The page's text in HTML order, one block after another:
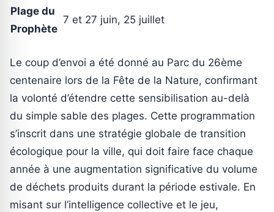
Plage du
Prophète
7 et 27 juin, 25 juillet
Le coup d’envoi a été donné au Parc du 26ème
centenaire lors de la Fête de la Nature, confirmant
la volonté d’étendre cette sensibilisation au-delà
du simple sable des plages. Cette programmation
s’inscrit dans une stratégie globale de transition
écologique pour la ville, qui doit faire face chaque
année à une augmentation significative du volume
de déchets produits durant la période estivale. En
misant sur l’intelligence collective et le jeu,